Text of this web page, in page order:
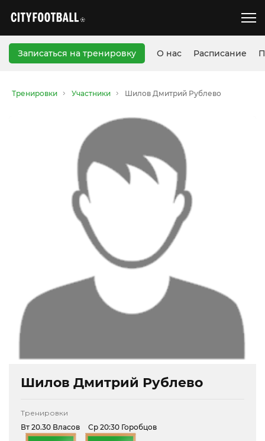
Записаться на тренировку О нас Расписание
Тренировки Участники Шилов Дмитрий Рублево
Шилов Дмитрий Рублево
Тренировки
Вт 20.30 Власов
Ср 20:30 Горобцов